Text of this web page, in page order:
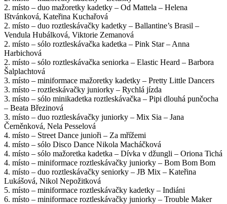
2. místo – duo mažoretky kadetky – Od Mattela – Helena
Ištvánková, Kateřina Kuchařová
2. místo – duo roztleskávačky kadetky – Ballantine’s Brasil –
Vendula Hubálková, Viktorie Zemanová
2. místo – sólo roztleskávačka kadetka – Pink Star – Anna
Harbichová
2. místo – sólo roztleskávačka seniorka – Elastic Heard – Barbora
Šalplachtová
3. místo – miniformace mažoretky kadetky – Pretty Little Dancers
3. místo – roztleskávačky juniorky – Rychlá jízda
3. místo – sólo minikadetka roztleskávačka – Pipi dlouhá punčocha
– Beata Březinová
3. místo – duo roztleskávačky juniorky – Mix Sia – Jana
Černěnková, Nela Pesselová
4. místo – Street Dance junioři – Za mřížemi
4. místo – sólo Disco Dance Nikola Macháčková
4. místo – sólo mažoretka kadetka – Dívka v džungli – Oriona Tichá
4. místo – miniformace roztleskávačky juniorky – Bom Bom Bom
4. místo – duo roztleskávačky seniorky – JB Mix – Kateřina
Lukášová, Nikol Nepožitková
5. místo – miniformace roztleskávačky kadetky – Indiáni
6. místo – miniformace roztleskávačky juniorky – Trouble Maker